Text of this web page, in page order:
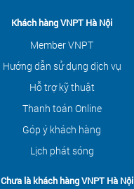
Khách hàng VNPT Hà Nội
Member VNPT
Hướng dẫn sử dụng dịch vụ
Hỗ trợ kỹ thuật
Thanh toán Online
Góp ý khách hàng
Lịch phát sóng
Chưa là khách hàng VNPT Hà Nội